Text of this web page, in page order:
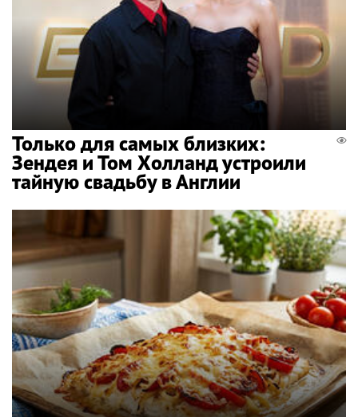
Только для самых близких:
Зендея и Том Холланд устроили
тайную свадьбу в Англии